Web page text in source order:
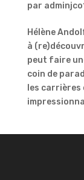
par
Hélène
à
peut faire
coin de
les carrières